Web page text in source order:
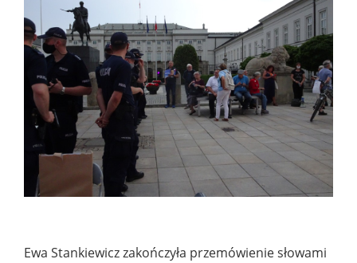
Ewa Stankiewicz zakończyła przemówienie słowami